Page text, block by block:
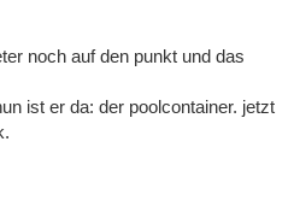
noch auf den punkt und das
ist er da: der poolcontainer. jetzt